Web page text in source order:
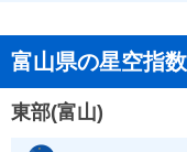
富山県の星空指数
東部(富山)